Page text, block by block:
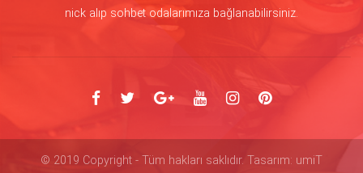
nick alıp sohbet odalarımıza bağlanabilirsiniz.
© 2019 Copyright - Tüm hakları saklıdır. Tasarım: umiT